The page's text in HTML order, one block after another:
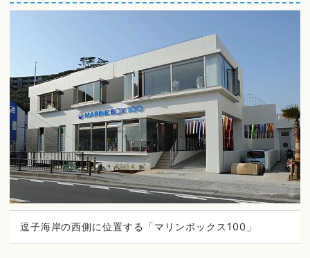
逗子海岸の西側に位置する「マリンボックス100」